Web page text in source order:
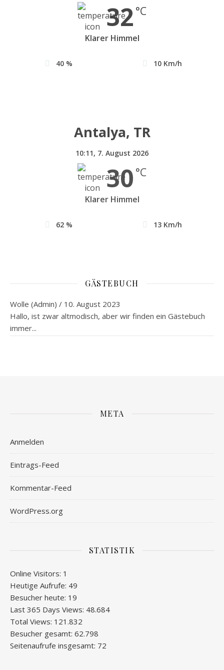
32 °C
Klarer Himmel
40 % 10 Km/h
Antalya, TR
10:11, 7. August 2026
30 °C
Klarer Himmel
62 % 13 Km/h
GÄSTEBUCH
Wolle (Admin) / 10. August 2023
Hallo, ist zwar altmodisch, aber wir finden ein Gästebuch
immer...
META
Anmelden
Eintrags-Feed
Kommentar-Feed
WordPress.org
STATISTIK
Online Visitors: 1
Heutige Aufrufe: 49
Besucher heute: 19
Last 365 Days Views: 48.684
Total Views: 121.832
Besucher gesamt: 62.798
Seitenaufrufe insgesamt: 72